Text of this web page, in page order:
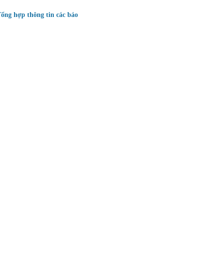
hợp thông tin các báo